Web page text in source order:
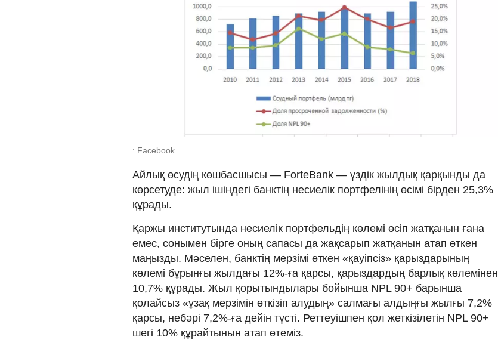
: Facebook
Айлық өсудің көшбасшысы — ForteBank — үздік жылдық қарқынды да
көрсетуде: жыл ішіндегі банктің несиелік портфелінің өсімі бірден 25,3%
құрады.
Қаржы институтында несиелік портфельдің көлемі өсіп жатқанын ғана
емес, сонымен бірге оның сапасы да жақсарып жатқанын атап өткен
маңызды. Мәселен, банктің мерзімі өткен «қауіпсіз» қарыздарының
көлемі бұрынғы жылдағы 12%-ға қарсы, қарыздардың барлық көлемінен
10,7% құрады. Жыл қорытындылары бойынша NPL 90+ барынша
қолайсыз «ұзақ мерзімін өткізіп алудың» салмағы алдыңғы жылғы 7,2%
қарсы, небәрі 7,2%-ға дейін түсті. Реттеуішпен қол жеткізілетін NPL 90+
шегі 10% құрайтынын атап өтеміз.